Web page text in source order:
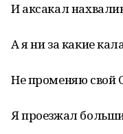
И аксакал
А я ни за какие
Не променяю свой
Я проезжал